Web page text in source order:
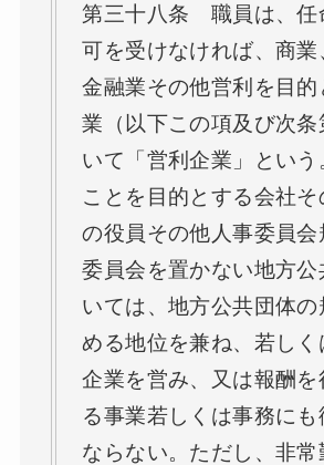
第三十八条 職員は、任
可を受けなければ、商業
金融業その他営利を目的
業（以下この項及び次条
いて「営利企業」という
ことを目的とする会社そ
の役員その他人事委員会
委員会を置かない地方公
いては、地方公共団体の
める地位を兼ね、若しく
企業を営み、又は報酬を
る事業若しくは事務にも
ならない。ただし、非常